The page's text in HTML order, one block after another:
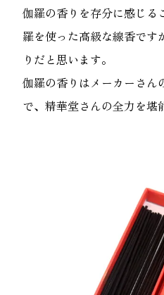
伽羅の香りを存分に感じる
羅を使った高級な線香で
りだと思います。
伽羅の香りはメーカーさん
で、精華堂さんの全力を堪